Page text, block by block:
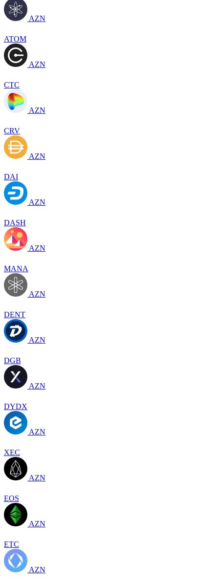
AZN
ATOM
AZN
CTC
AZN
CRV
AZN
DAI
AZN
DASH
AZN
MANA
AZN
DENT
AZN
DGB
AZN
DYDX
AZN
XEC
AZN
EOS
AZN
ETC
AZN